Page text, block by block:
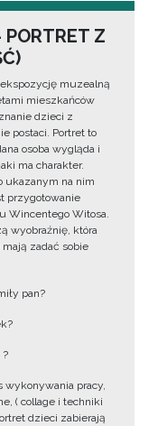
Z
ekspozycję muzealną
mieszkańców
dzieci z
postaci. Portret to
osoba wygląda i
ma charakter.
ukazanym na nim
przygotowanie
Wincentego Witosa.
wyobraźnię, która
zadać sobie
pan?
?
wykonywania pracy,
( collage i techniki
dzieci zabierają